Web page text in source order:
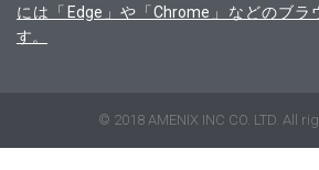
には「Edge」や「Chrome」などのブラ
す。
© 2018 AMENIX INC CO. LTD. All